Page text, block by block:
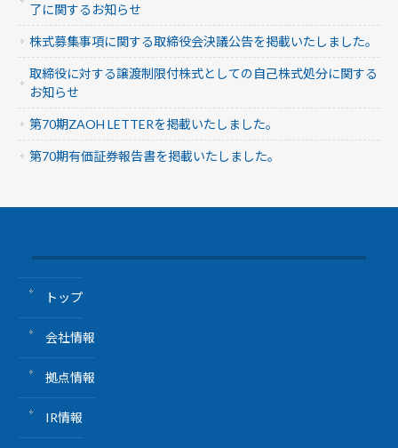
了に関するお知らせ
株式募集事項に関する取締役会決議公告を掲載いたしました。
取締役に対する譲渡制限付株式としての自己株式処分に関する
お知らせ
第70期ZAOH LETTERを掲載いたしました。
第70期有価証券報告書を掲載いたしました。
トップ
会社情報
拠点情報
IR情報